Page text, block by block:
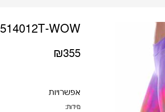
514012T-WOW
₪355
אפשרויות
מידות: